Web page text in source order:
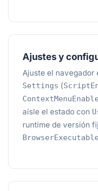
Ajustes y
Ajuste el navegador
Settings (
aísle el estado con
runtime de versión